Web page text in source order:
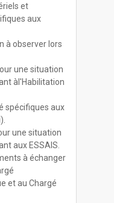
et
aux
à observer lors
une situation
àl'Habilitation
spécifiques aux
une situation
aux ESSAIS.
à échanger
et au Chargé